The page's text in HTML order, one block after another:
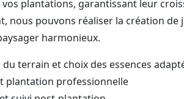
vos plantations, garantissant leur
nous pouvons réaliser la création de
harmonieux.
terrain et choix des essences
plantation professionnelle